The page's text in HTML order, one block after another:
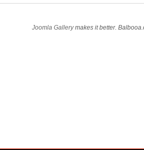
Joomla Gallerymakes it better.